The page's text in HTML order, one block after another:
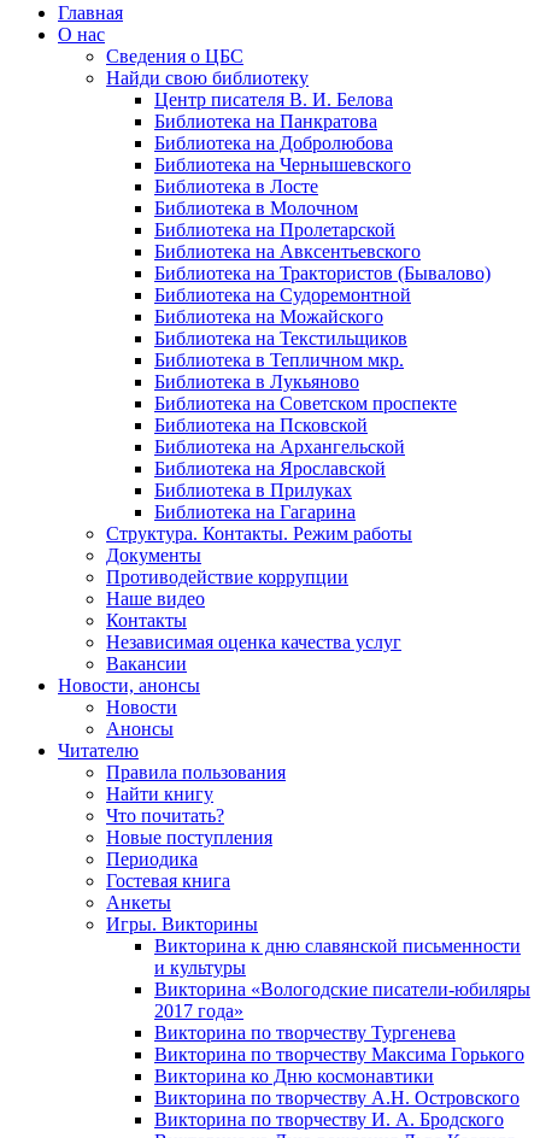
Главная
О нас
Сведения о ЦБС
Найди свою библиотеку
Центр писателя В. И. Белова
Библиотека на Панкратова
Библиотека на Добролюбова
Библиотека на Чернышевского
Библиотека в Лосте
Библиотека в Молочном
Библиотека на Пролетарской
Библиотека на Авксентьевского
Библиотека на Трактористов (Бывалово)
Библиотека на Судоремонтной
Библиотека на Можайского
Библиотека на Текстильщиков
Библиотека в Тепличном мкр.
Библиотека в Лукьяново
Библиотека на Советском проспекте
Библиотека на Псковской
Библиотека на Архангельской
Библиотека на Ярославской
Библиотека в Прилуках
Библиотека на Гагарина
Структура. Контакты. Режим работы
Документы
Противодействие коррупции
Наше видео
Контакты
Независимая оценка качества услуг
Вакансии
Новости, анонсы
Новости
Анонсы
Читателю
Правила пользования
Найти книгу
Что почитать?
Новые поступления
Периодика
Гостевая книга
Анкеты
Игры. Викторины
Викторина к дню славянской письменности
и культуры
Викторина «Вологодские писатели-юбиляры
2017 года»
Викторина по творчеству Тургенева
Викторина по творчеству Максима Горького
Викторина ко Дню космонавтики
Викторина по творчеству А.Н. Островского
Викторина по творчеству И. А. Бродского